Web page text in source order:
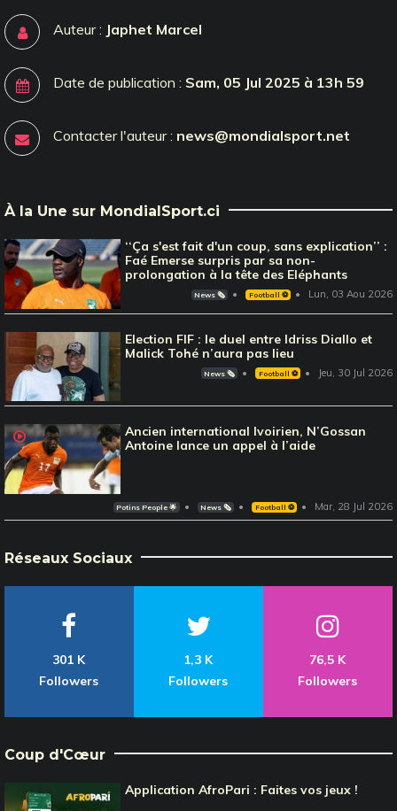
Auteur : Japhet Marcel
Date de publication : Sam, 05 Jul 2025 à 13h 59
Contacter l'auteur : news@mondialsport.net
À la Une sur MondialSport.ci
‘‘Ça s'est fait d'un coup, sans explication’’ :
Faé Emerse surpris par sa non-
prolongation à la tête des Eléphants
News 🗞️ Football ⚽️ Lun, 03 Aou 2026
Election FIF : le duel entre Idriss Diallo et
Malick Tohé n’aura pas lieu
News 🗞️ Football ⚽️ Jeu, 30 Jul 2026
Ancien international Ivoirien, N’Gossan
Antoine lance un appel à l’aide
Potins People 🌟 News 🗞️ Football ⚽️ Mar, 28 Jul 2026
Réseaux Sociaux
301 K
Followers
1,3 K
Followers
76,5 K
Followers
Coup d'Cœur
Application AfroPari : Faites vos jeux !